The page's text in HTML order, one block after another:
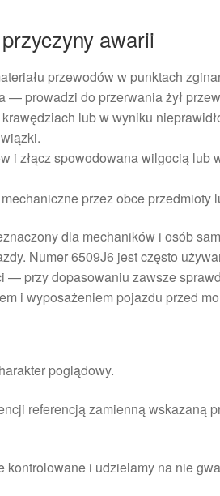
awarii
przewodów w punktach
— prowadzi do przerwania żył
lub w wyniku
i złącz spowodowana wilgocią lub
przez obce przedmioty
dla mechaników i osób
Numer 6509J6 jest często
— przy dopasowaniu zawsze
i wyposażeniem pojazdu przed
poglądowy.
referencją zamienną wskazaną
i udzielamy na nie